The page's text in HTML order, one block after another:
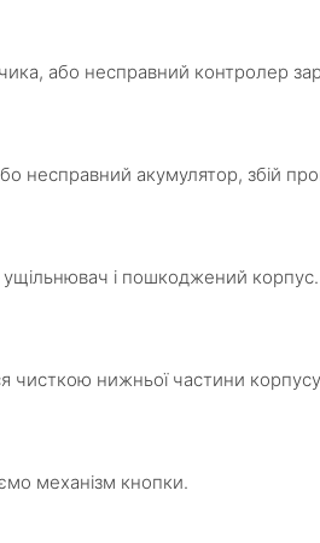
або несправний контролер
акумулятор, збій
і пошкоджений
чисткою нижньої частини
механізм кнопки.